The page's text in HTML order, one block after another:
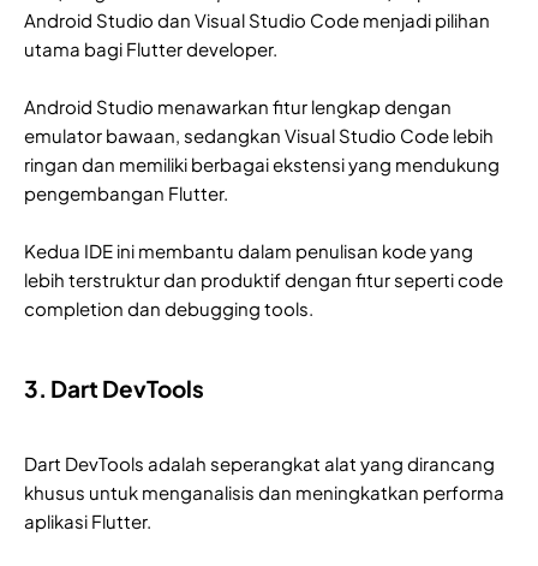
Android Studio dan Visual Studio Code menjadi pilihan
utama bagi Flutter developer.
Android Studio menawarkan fitur lengkap dengan
emulator bawaan, sedangkan Visual Studio Code lebih
ringan dan memiliki berbagai ekstensi yang mendukung
pengembangan Flutter.
Kedua IDE ini membantu dalam penulisan kode yang
lebih terstruktur dan produktif dengan fitur seperti code
completion dan debugging tools.
3. Dart DevTools
Dart DevTools adalah seperangkat alat yang dirancang
khusus untuk menganalisis dan meningkatkan performa
aplikasi Flutter.